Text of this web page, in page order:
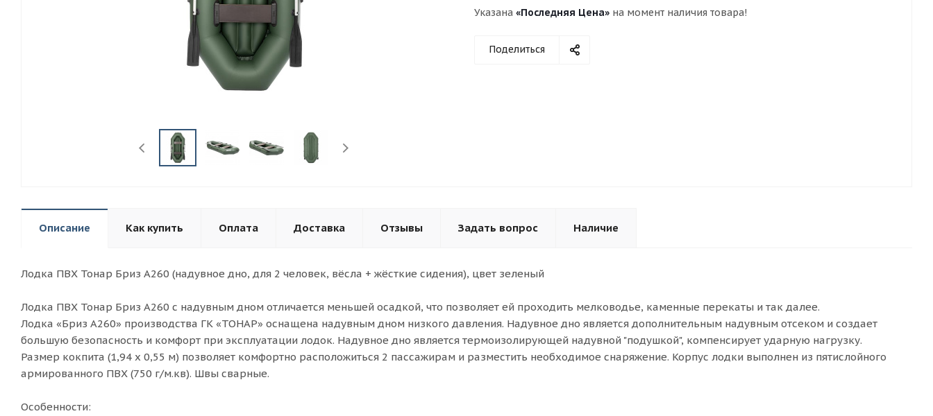
Указана «Последняя Цена» на момент наличия товара!
Поделиться
Описание Как купить Оплата Доставка Отзывы Задать вопрос Наличие
Лодка ПВХ Тонар Бриз А260 (надувное дно, для 2 человек, вёсла + жёсткие сидения), цвет зеленый
Лодка ПВХ Тонар Бриз А260 с надувным дном отличается меньшей осадкой, что позволяет ей проходить мелководье, каменные перекаты и так далее.
Лодка «Бриз А260» производства ГК «ТОНАР» оснащена надувным дном низкого давления. Надувное дно является дополнительным надувным отсеком и создает
большую безопасность и комфорт при эксплуатации лодок. Надувное дно является термоизолирующей надувной "подушкой", компенсирует ударную нагрузку.
Размер кокпита (1,94 х 0,55 м) позволяет комфортно расположиться 2 пассажирам и разместить необходимое снаряжение. Корпус лодки выполнен из пятислойного
армированного ПВХ (750 г/м.кв). Швы сварные.
Особенности: